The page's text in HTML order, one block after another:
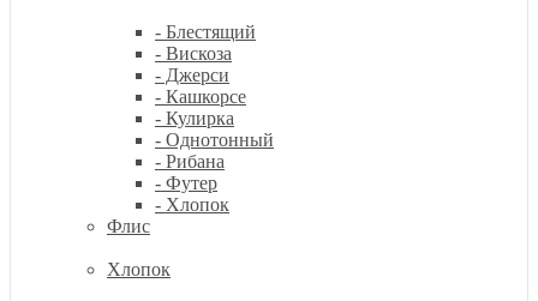
- Блестящий
- Вискоза
- Джерси
- Кашкорсе
- Кулирка
- Однотонный
- Рибана
- Футер
- Хлопок
Флис
Хлопок